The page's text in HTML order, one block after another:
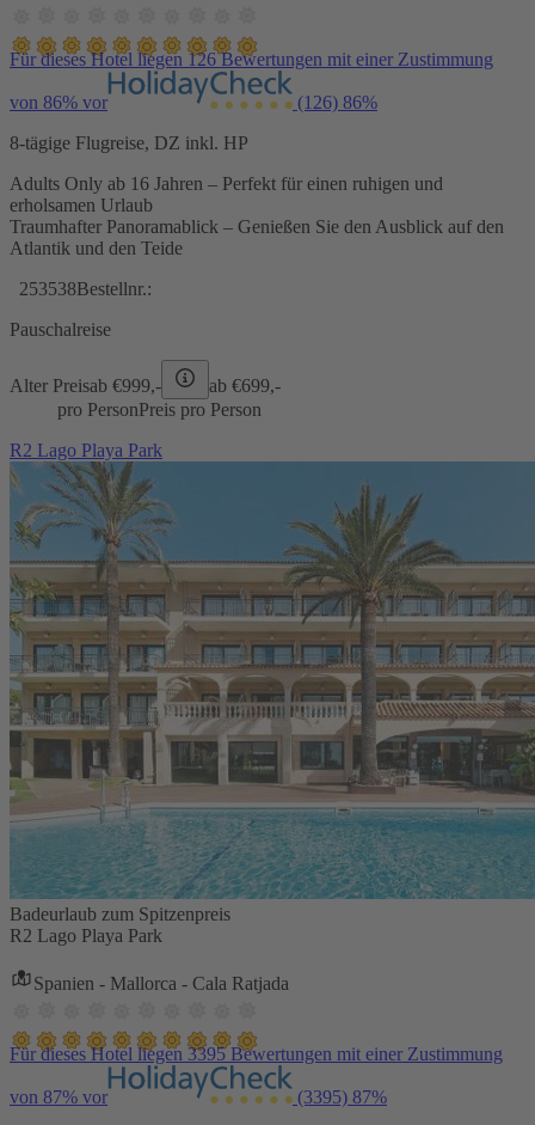
Für dieses Hotel liegen 126 Bewertungen mit einer Zustimmung
von 86% vor (126) 86%
8-tägige Flugreise, DZ inkl. HP
Adults Only ab 16 Jahren – Perfekt für einen ruhigen und
erholsamen Urlaub
Traumhafter Panoramablick – Genießen Sie den Ausblick auf den
Atlantik und den Teide
253538Bestellnr.:
Pauschalreise
Alter Preisab €999,- ab €699,-
pro PersonPreis pro Person
R2 Lago Playa Park
Badeurlaub zum Spitzenpreis
R2 Lago Playa Park
Spanien - Mallorca - Cala Ratjada
Für dieses Hotel liegen 3395 Bewertungen mit einer Zustimmung
von 87% vor (3395) 87%